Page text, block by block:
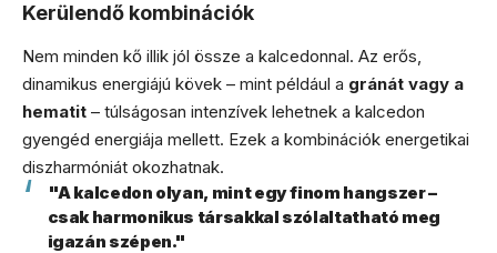
Kerülendő kombinációk
Nem minden kő illik jól össze a kalcedonnal. Az erős,
dinamikus energiájú kövek – mint például a gránát vagy a
hematit – túlságosan intenzívek lehetnek a kalcedon
gyengéd energiája mellett. Ezek a kombinációk energetikai
diszharmóniát okozhatnak.
"A kalcedon olyan, mint egy finom hangszer –
csak harmonikus társakkal szólaltatható meg
igazán szépen."